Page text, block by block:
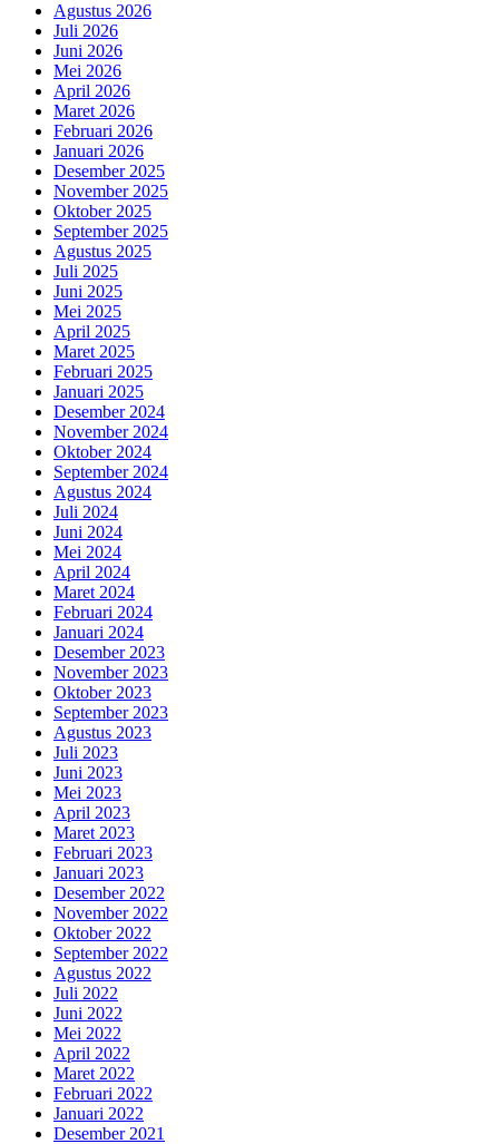
Agustus 2026
Juli 2026
Juni 2026
Mei 2026
April 2026
Maret 2026
Februari 2026
Januari 2026
Desember 2025
November 2025
Oktober 2025
September 2025
Agustus 2025
Juli 2025
Juni 2025
Mei 2025
April 2025
Maret 2025
Februari 2025
Januari 2025
Desember 2024
November 2024
Oktober 2024
September 2024
Agustus 2024
Juli 2024
Juni 2024
Mei 2024
April 2024
Maret 2024
Februari 2024
Januari 2024
Desember 2023
November 2023
Oktober 2023
September 2023
Agustus 2023
Juli 2023
Juni 2023
Mei 2023
April 2023
Maret 2023
Februari 2023
Januari 2023
Desember 2022
November 2022
Oktober 2022
September 2022
Agustus 2022
Juli 2022
Juni 2022
Mei 2022
April 2022
Maret 2022
Februari 2022
Januari 2022
Desember 2021